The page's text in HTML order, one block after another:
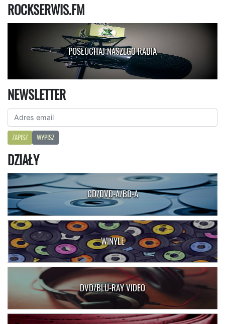
ROCKSERWIS.FM
POSŁUCHAJ NASZEGO RADIA
NEWSLETTER
ZAPISZ WYPISZ
DZIAŁY
CD/DVD-A/BD-A
WINYLE
DVD/BLU-RAY VIDEO